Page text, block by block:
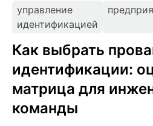
управление
идентификацией
Как выбрать
идентификации:
матрица для
команды